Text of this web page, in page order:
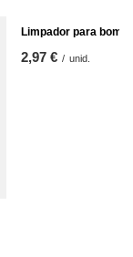
Limpador para
2,97 € / unid.